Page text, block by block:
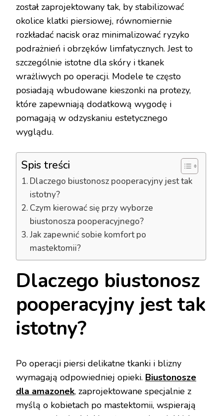
został zaprojektowany tak, by stabilizować
okolice klatki piersiowej, równomiernie
rozkładać nacisk oraz minimalizować ryzyko
podrażnień i obrzęków limfatycznych. Jest to
szczególnie istotne dla skóry i tkanek
wrażliwych po operacji. Modele te często
posiadają wbudowane kieszonki na protezy,
które zapewniają dodatkową wygodę i
pomagają w odzyskaniu estetycznego
wyglądu.
Spis treści
Dlaczego biustonosz pooperacyjny jest tak
istotny?
Czym kierować się przy wyborze
biustonosza pooperacyjnego?
Jak zapewnić sobie komfort po
mastektomii?
Dlaczego biustonosz
pooperacyjny jest tak
istotny?
Po operacji piersi delikatne tkanki i blizny
wymagają odpowiedniej opieki. Biustonosze
dla amazonek, zaprojektowane specjalnie z
myślą o kobietach po mastektomii, wspierają